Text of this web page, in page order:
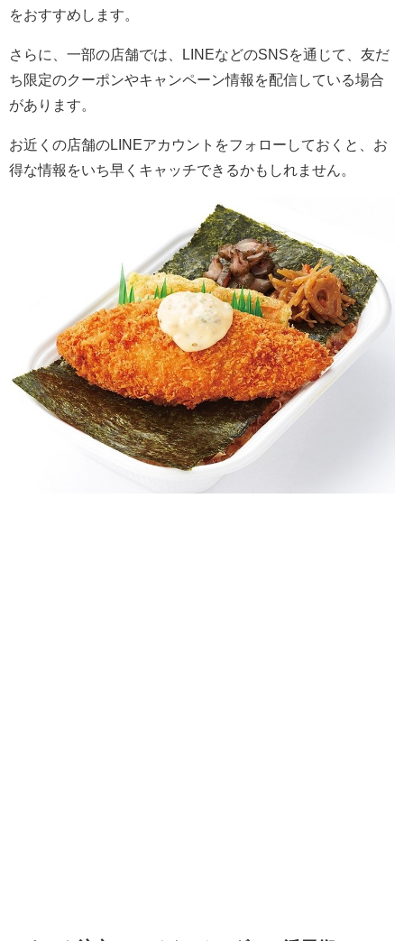
をおすすめします。
さらに、一部の店舗では、LINEなどのSNSを通じて、友だ
ち限定のクーポンやキャンペーン情報を配信している場合
があります。
お近くの店舗のLINEアカウントをフォローしておくと、お
得な情報をいち早くキャッチできるかもしれません。